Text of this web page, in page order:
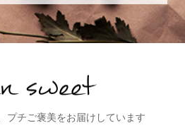
プチご褒美をお届けしています